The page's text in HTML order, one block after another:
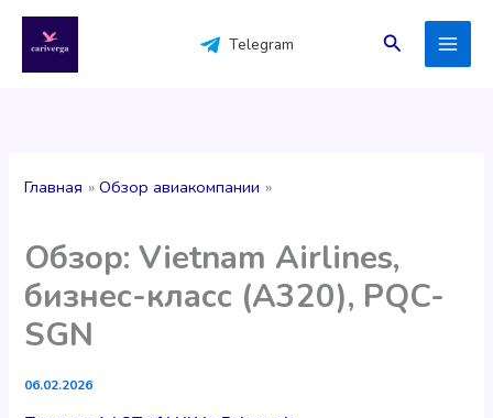
содержимому
Telegram Поиск
Главная Обзор авиакомпании
Обзор: Vietnam Airlines,
бизнес-класс (A320), PQC-
SGN
06.02.2026